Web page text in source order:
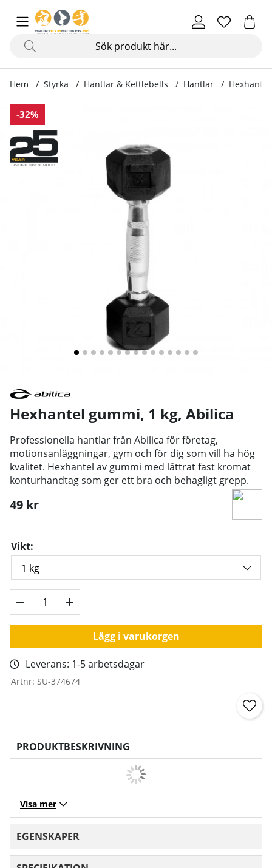
Hem Styrka Hantlar & Kettlebells Hantlar
-32%
Produktbilder Hexhantel gummi, 2 - 60 kg
Hexhantel gummi, 1 kg, Abilica
Professionella hantlar från Abilica för företag,
motionsanläggningar, gym och för dig som vill ha hög
kvalitet. Hexhantel av gummi med lättrat fast kromat
konturhandtag som ger ett bra och behagligt grepp.
49 kr
Vikt:
Lägg i varukorgen
Leverans: 1-5 arbetsdagar
Artnr: SU-374674
PRODUKTBESKRIVNING
Visa mer
EGENSKAPER